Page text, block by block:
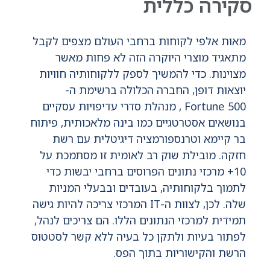
מאות אלפי לקוחות ברחבי העולם מצפים לקבל
מתאגיד מוצרי היוקרה הזה לא פחות מאשר
מצוינות. כדי להמשיך לספק ללקוחותיה חוויות
יוצאות דופן, החברה הכלולה ברשימת ה-
Fortune 500 , מנהלת סדרי עדיפויות עסקיים
בנושאים אסטרטגיים כמו בינה מלאכותית, פיתוח
בר קיימא וטרנספורמציה דיגיטלית עם רשת
חזקה. מובילת שוק רב לאומית זו מסתמכת על
10+ מרכזי נתונים הפרוסים ברחבי יבשות כדי
לתמוך בלקוחותיה, בעובדים ובבעלי המניות
שלה. לכן, לצוות ה-IT המרכזי צריכה להיות גישה
תמידית למרכזי הנתונים הללו. הם צריכים לנהל,
לפתור בעיות ולתקן כל בעיה ללא קשר לסטטוס
הרשת והקישוריות בתוך הפס.